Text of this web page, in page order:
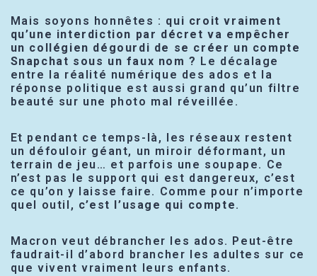
Mais soyons honnêtes : qui croit vraiment
qu’une interdiction par décret va empêcher
un collégien dégourdi de se créer un compte
Snapchat sous un faux nom ? Le décalage
entre la réalité numérique des ados et la
réponse politique est aussi grand qu’un filtre
beauté sur une photo mal réveillée.
Et pendant ce temps-là, les réseaux restent
un défouloir géant, un miroir déformant, un
terrain de jeu… et parfois une soupape. Ce
n’est pas le support qui est dangereux, c’est
ce qu’on y laisse faire. Comme pour n’importe
quel outil, c’est l’usage qui compte.
Macron veut débrancher les ados. Peut-être
faudrait-il d’abord brancher les adultes sur ce
que vivent vraiment leurs enfants.